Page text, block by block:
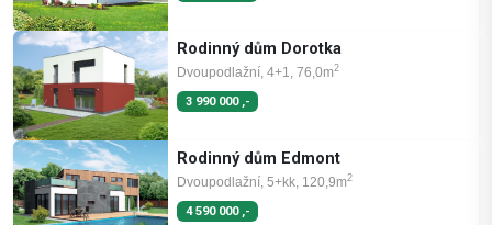
Rodinný dům Dorotka
Dvoupodlažní, 4+1, 76,0m2
3 990 000 ,-
Rodinný dům Edmont
Dvoupodlažní, 5+kk, 120,9m2
4 590 000 ,-